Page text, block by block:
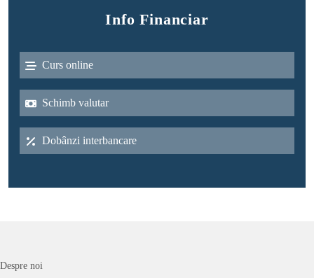
Info Financiar
Curs online
Schimb valutar
Dobânzi interbancare
Despre noi